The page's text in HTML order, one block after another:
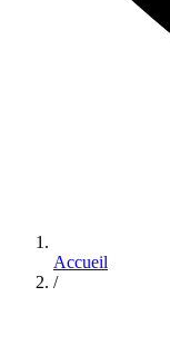
Accueil
/